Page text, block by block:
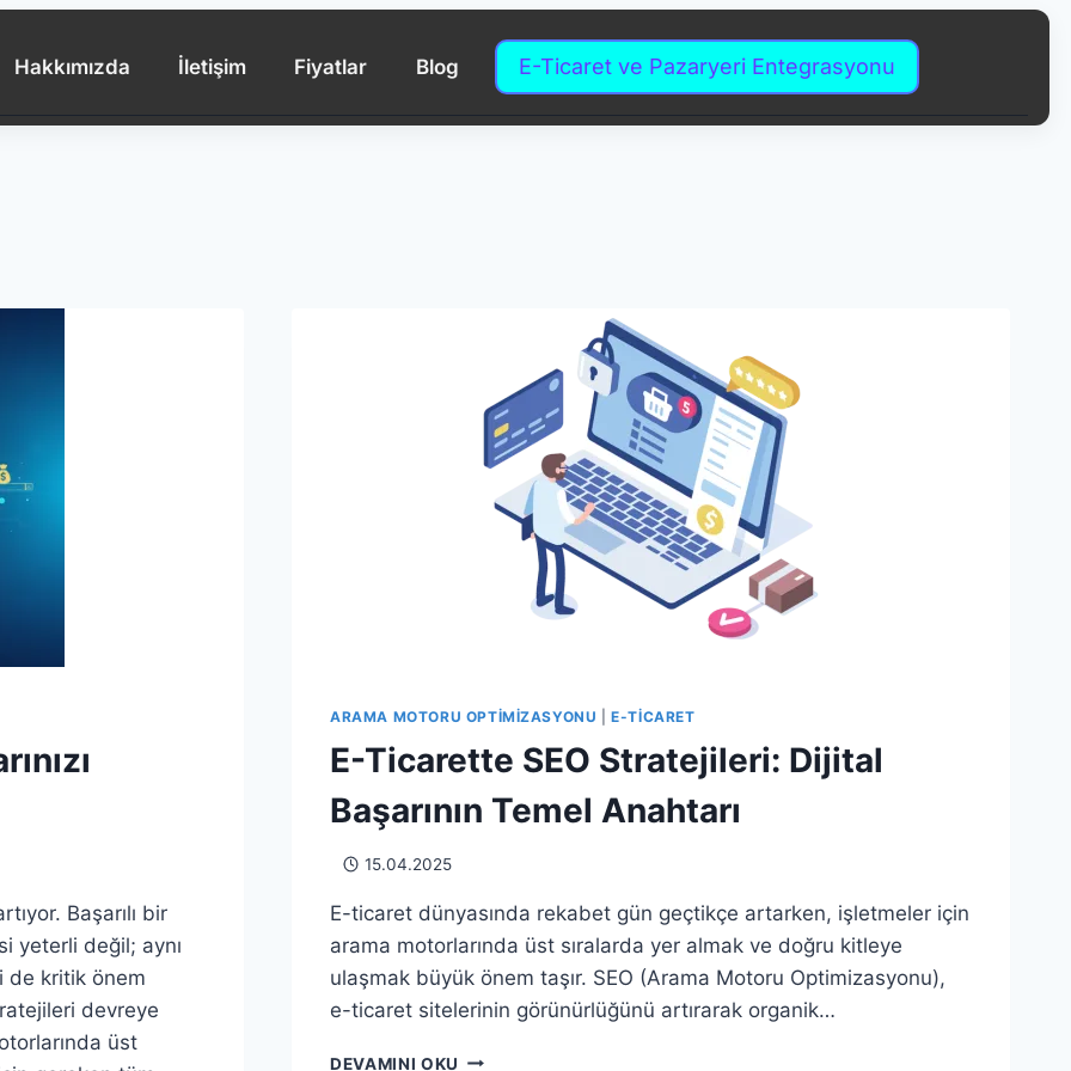
Hakkımızda İletişim Fiyatlar Blog E-Ticaret ve Pazaryeri Entegrasyonu
Başarılı bir
yeterli değil; aynı
de kritik önem
devreye
üst
ARAMA MOTORU OPTIMIZASYONU |E-TICARET
E-Ticarette SEO Stratejileri: Dijital
Başarının Temel Anahtarı
15.04.2025
E-ticaret dünyasında rekabet gün geçtikçe artarken, işletmeler için
arama motorlarında üst sıralarda yer almak ve doğru kitleye
ulaşmak büyük önem taşır. SEO (Arama Motoru Optimizasyonu),
e-ticaret sitelerinin görünürlüğünü artırarak organik…
DEVAMINI OKU E-